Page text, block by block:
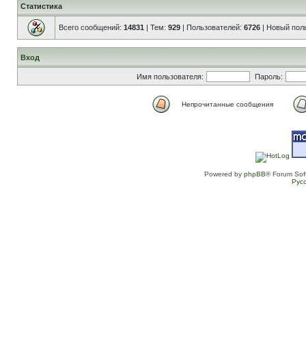
Статистика
Всего сообщений: 14831 | Тем: 929 | Пользователей: 6726 | Новый
Вход
Имя пользователя: Пароль:
Непрочитанные сообщения
Powered by phpBB® Forum